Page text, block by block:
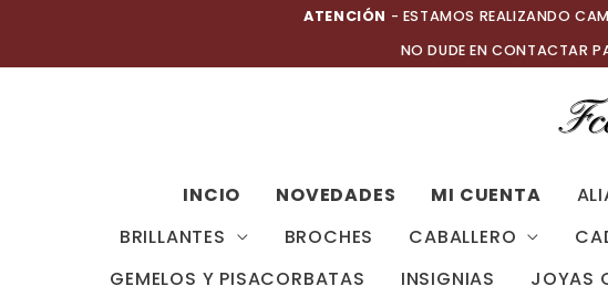
contenido
ATENCIÓN - ESTAMOS REALIZANDO
NO DUDE EN CONTACTAR
INCIO NOVEDADES MI CUENTA
BRILLANTES
BROCHES CABALLERO
GEMELOS Y PISACORBATAS
INSIGNIAS JOYAS